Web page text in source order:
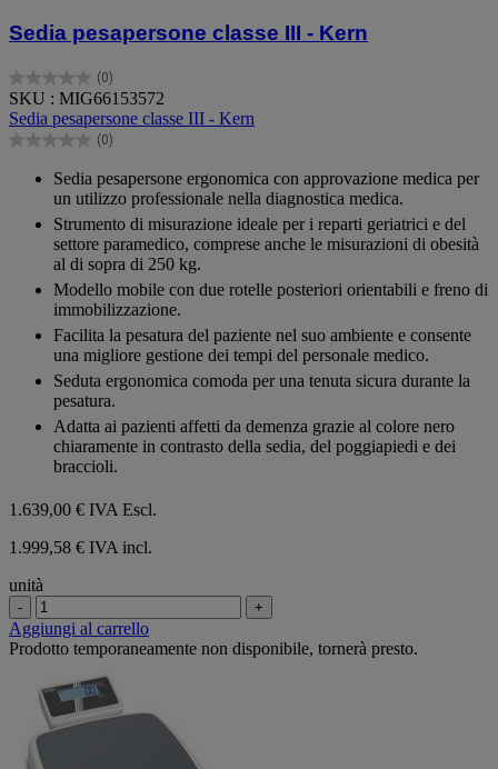
Sedia pesapersone classe III - Kern
(0)
0.0
su
5
stelle.
SKU : MIG66153572
Sedia pesapersone classe III - Kern
(0)
0.0
Sedia pesapersone ergonomica con approvazione medica per
un utilizzo professionale nella diagnostica medica.
Strumento di misurazione ideale per i reparti geriatrici e del
settore paramedico, comprese anche le misurazioni di obesità
al di sopra di 250 kg.
Modello mobile con due rotelle posteriori orientabili e freno di
immobilizzazione.
Facilita la pesatura del paziente nel suo ambiente e consente
una migliore gestione dei tempi del personale medico.
Seduta ergonomica comoda per una tenuta sicura durante la
pesatura.
Adatta ai pazienti affetti da demenza grazie al colore nero
chiaramente in contrasto della sedia, del poggiapiedi e dei
braccioli.
1.639,00 € IVA Escl.
1.999,58 € IVA incl.
unità
- +
Aggiungi al carrello
Prodotto temporaneamente non disponibile, tornerà presto.